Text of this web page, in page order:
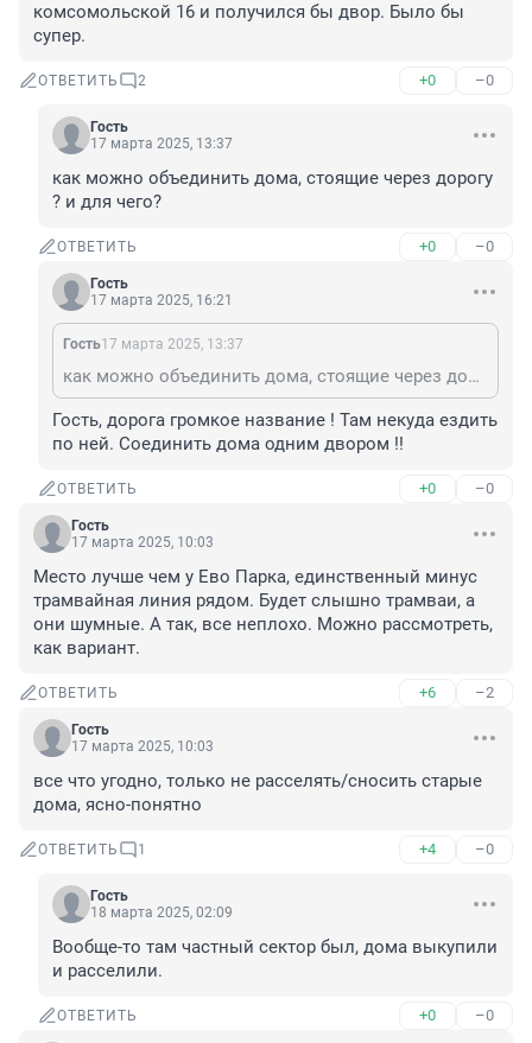
комсомольской 16 и получился бы двор. Было бы
супер.
ОТВЕТИТЬ 2 +0 –0
Гость
17 марта 2025, 13:37
как можно объединить дома, стоящие через дорогу
? и для чего?
ОТВЕТИТЬ +0 –0
Гость
17 марта 2025, 16:21
Гость17 марта 2025, 13:37
как можно объединить дома, стоящие через дорогу ? и для чего?
Гость, дорога громкое название ! Там некуда ездить
по ней. Соединить дома одним двором !!
ОТВЕТИТЬ +0 –0
Гость
17 марта 2025, 10:03
Место лучше чем у Ево Парка, единственный минус
трамвайная линия рядом. Будет слышно трамваи, а
они шумные. А так, все неплохо. Можно рассмотреть,
как вариант.
ОТВЕТИТЬ +6 –2
Гость
17 марта 2025, 10:03
все что угодно, только не расселять/сносить старые
дома, ясно-понятно
ОТВЕТИТЬ 1 +4 –0
Гость
18 марта 2025, 02:09
Вообще-то там частный сектор был, дома выкупили
и расселили.
ОТВЕТИТЬ +0 –0